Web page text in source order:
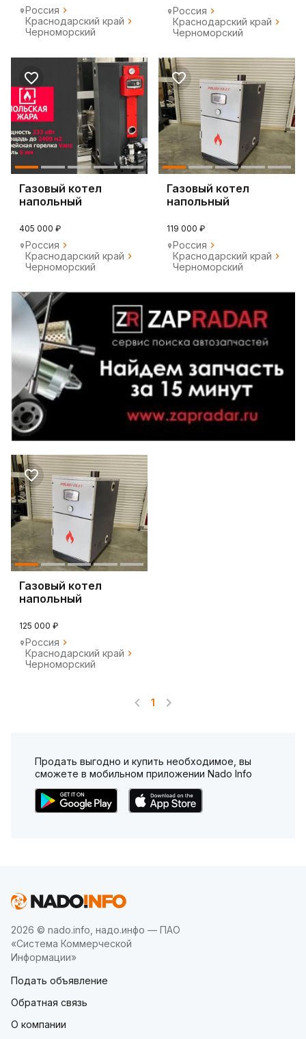
Россия
Краснодарский край
Черноморский
Россия
Краснодарский край
Черноморский
Газовый котел
напольный
405 000 ₽
Россия
Краснодарский край
Черноморский
Газовый котел
напольный
119 000 ₽
Россия
Краснодарский край
Черноморский
Газовый котел
напольный
125 000 ₽
Россия
Краснодарский край
Черноморский
1
Продать выгодно и купить необходимое, вы
сможете в мобильном приложении Nado Info
2026 © nado.info, надо.инфо — ПАО
«Система Коммерческой
Информации»
Подать объявление
Обратная связь
О компании